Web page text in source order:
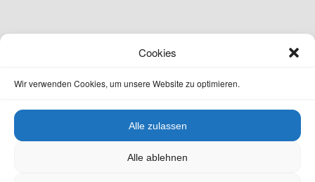
Cookies
Wir verwenden Cookies, um unsere Website zu optimieren.
Alle zulassen
Alle ablehnen